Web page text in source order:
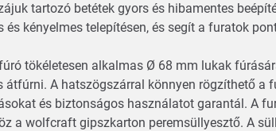
tartozó betétek gyors és hibamentes
kényelmes telepítésen, és segít a furatok
tökéletesen alkalmas Ø 68 mm lukak
A hatszögszárral könnyen rögzíthető a
és biztonságos használatot garantál. A
a wolfcraft gipszkarton peremsüllyesztő. A